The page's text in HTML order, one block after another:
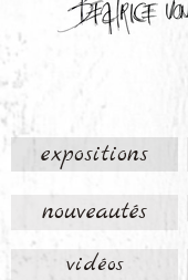
expositions
nouveautés
vidéos